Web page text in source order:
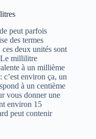
peut parfois
des termes
ces deux unités sont
Le millilitre
à un millième
c’est environ ça, un
à un centième
vous donner une
environ 15
peut contenir